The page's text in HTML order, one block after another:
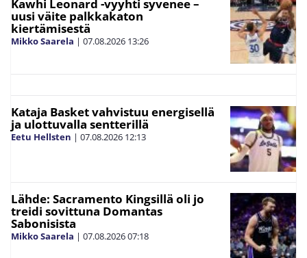
Kawhi Leonard -vyyhti syvenee –
uusi väite palkkakaton
kiertämisestä
Mikko Saarela | 07.08.2026 13:26
Kataja Basket vahvistuu energisellä
ja ulottuvalla sentterillä
Eetu Hellsten | 07.08.2026 12:13
Lähde: Sacramento Kingsillä oli jo
treidi sovittuna Domantas
Sabonisista
Mikko Saarela | 07.08.202607:18